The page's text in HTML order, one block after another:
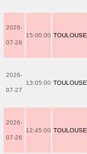
2026-
07-28
15:00:00 TOULOUSE
2026-
07-27
13:05:00 TOULOUSE
2026-
07-26
12:45:00 TOULOUSE